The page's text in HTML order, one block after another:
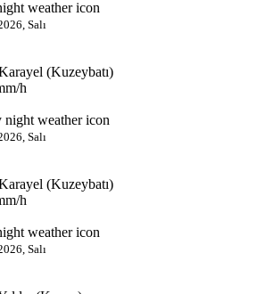
Salı
(Kuzeybatı)
h
Salı
(Kuzeybatı)
h
Salı